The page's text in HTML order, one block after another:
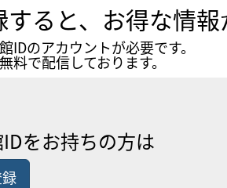
ると、お得な情報
IDのアカウントが必要です。
料で配信しております。
をお持ちの方は